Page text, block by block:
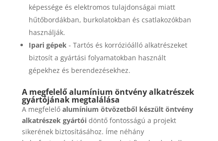
képessége és elektromos tulajdonságai miatt
hűtőbordákban, burkolatokban és csatlakozókban
használják.
Ipari gépek- Tartós és korrózióálló alkatrészeket
biztosít a gyártási folyamatokban használt
gépekhez és berendezésekhez.
A megfelelő alumínium öntvény alkatrészek
gyártójának megtalálása
A megfelelő alumínium ötvözetből készült öntvény
alkatrészek gyártóidöntő fontosságú a projekt
sikerének biztosításához. Íme néhány